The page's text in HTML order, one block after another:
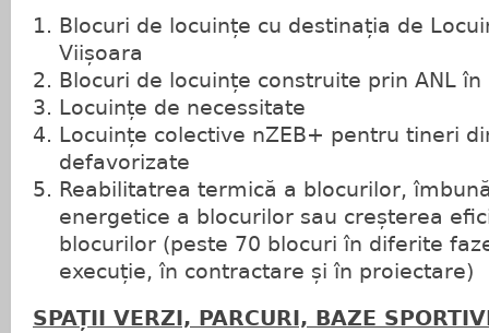
Blocuri de locuințe cu destinația de
Viișoara
Blocuri de locuințe construite prin ANL
Locuințe de necessitate
Locuințe colective nZEB+ pentru tineri
defavorizate
Reabilitatrea termică a blocurilor,
energetice a blocurilor sau creșterea
blocurilor (peste 70 blocuri în diferite
execuție, în contractare și în proiectare)
SPAȚII VERZI, PARCURI, BAZE